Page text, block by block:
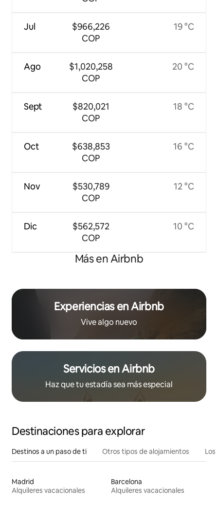
Jul
Ago
Sept
Oct
Nov
Dic
$966,226
COP
$1,020,258
COP
$820,021
COP
$638,853
COP
$530,789
COP
$562,572
COP
19 °C
20 °C
18 °C
16 °C
12 °C
10 °C
Más en Airbnb
Experiencias en Airbnb
Vive algo nuevo
Servicios en Airbnb
Haz que tu estadía sea más especial
Destinaciones para explorar
Destinos a un paso de ti Otros tipos de alojamientos
Madrid
Alquileres vacacionales
Barcelona
Alquileres vacacionales